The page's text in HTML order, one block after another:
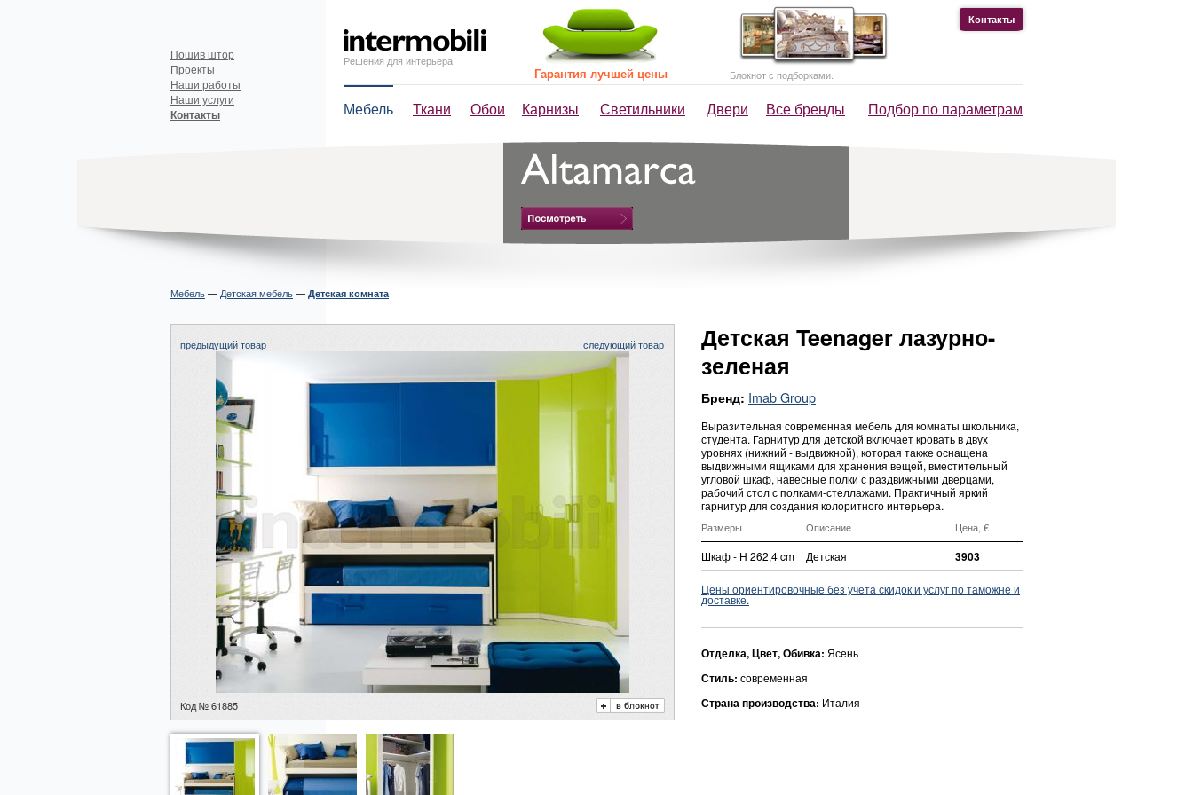
Решения для интерьера
Мебель Ткани Обои Карнизы Светильники Двери Все бренды Подбор по параметрам
Пошив штор
Проекты
Наши работы
Наши услуги
Контакты
Контакты
Гарантия лучшей цены Блокнот с подборками.
Мебель— Детская мебель— Детская комната
предыдущий товар следующий товар
Код № 61885
Детская Teenager лазурно-
зеленая
Бренд: Imab Group
Выразительная современная мебель для комнаты школьника,
студента. Гарнитур для детской включает кровать в двух
уровнях (нижний - выдвижной), которая также оснащена
выдвижными ящиками для хранения вещей, вместительный
угловой шкаф, навесные полки с раздвижными дверцами,
рабочий стол с полками-стеллажами. Практичный яркий
гарнитур для создания колоритного интерьера.
Размеры Описание Цена, €
Шкаф - H 262,4 cm Детская 3903
Цены ориентировочные без учёта скидок и услуг по таможне и
доставке.
Отделка, Цвет, Обивка: Ясень
Стиль: современная
Страна производства: Италия